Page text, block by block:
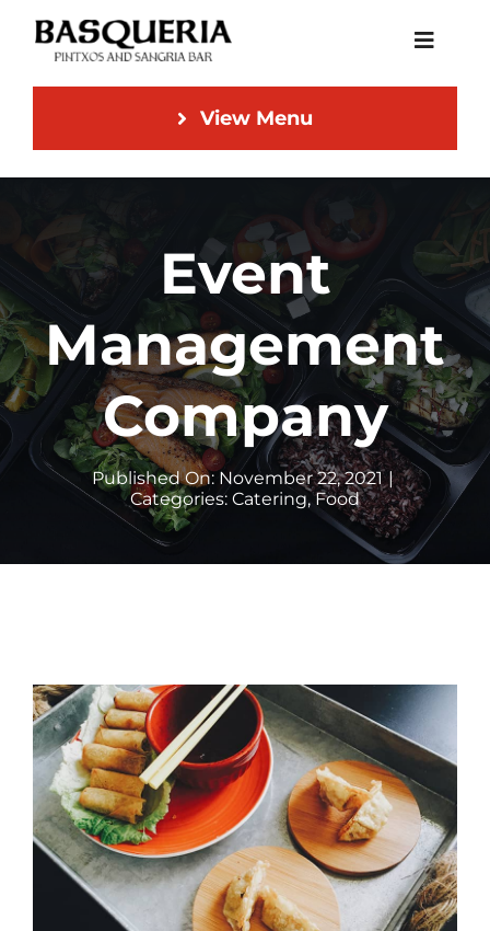
Skip
content
Toggle
DoorDash
Catering NEW
Contact
View Menu
Event
Management
Company
Published On: November 22, 2021 |
Categories: Catering,Food